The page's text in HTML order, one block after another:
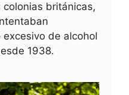
británicas,
de alcohol
1938.